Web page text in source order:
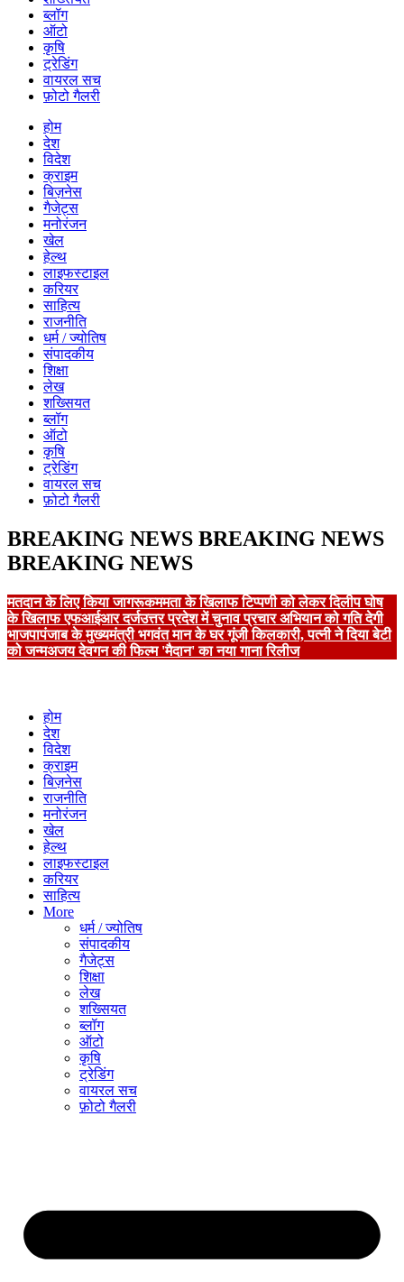
ब्लॉग
ऑटो
कृषि
ट्रेडिंग
वायरल सच
फ़ोटो गैलरी
होम
देश
विदेश
क्राइम
बिज़नेस
गैजेट्स
मनोरंजन
खेल
हेल्थ
लाइफस्टाइल
करियर
साहित्य
राजनीति
धर्म / ज्योतिष
संपादकीय
शिक्षा
लेख
शख्सियत
ब्लॉग
ऑटो
कृषि
ट्रेडिंग
वायरल सच
फ़ोटो गैलरी
BREAKING NEWS BREAKING NEWS
BREAKING NEWS
मतदान के लिए किया जागरूकममता के खिलाफ टिप्पणी को लेकर दिलीप घोष
के खिलाफ एफआईआर दर्जउत्तर प्रदेश में चुनाव प्रचार अभियान को गति देगी
भाजपापंजाब के मुख्यमंत्री भगवंत मान के घर गूंजी किलकारी, पत्नी ने दिया बेटी
को जन्मअजय देवगन की फिल्म 'मैदान' का नया गाना रिलीज
होम
देश
विदेश
क्राइम
बिज़नेस
राजनीति
मनोरंजन
खेल
हेल्थ
लाइफस्टाइल
करियर
साहित्य
More
धर्म / ज्योतिष
संपादकीय
गैजेट्स
शिक्षा
लेख
शख्सियत
ब्लॉग
ऑटो
कृषि
ट्रेडिंग
वायरल सच
फ़ोटो गैलरी